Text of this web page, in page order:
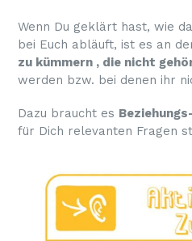
Wenn Du geklärt hast, wie
bei Euch abläuft, ist es an
zu kümmern , die nicht
werden bzw. bei denen ihr
Dazu braucht es
für Dich relevanten Fragen